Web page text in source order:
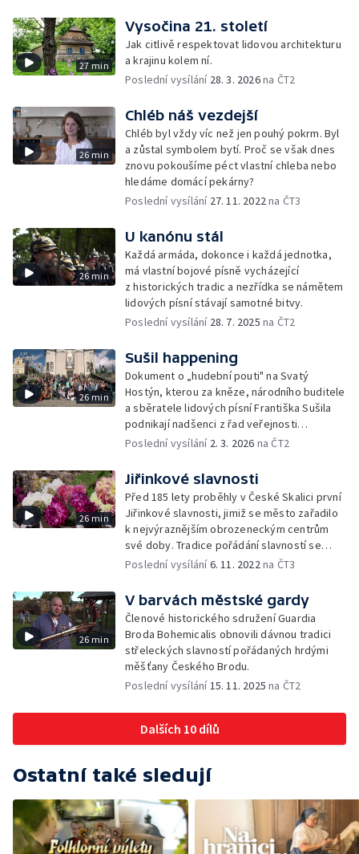
27 min
Vysočina 21. století
Jak citlivě respektovat lidovou architekturu
a krajinu kolem ní.
Poslední vysílání 28. 3. 2026na ČT2
26 min
Chléb náš vezdejší
Chléb byl vždy víc než jen pouhý pokrm. Byl
a zůstal symbolem bytí. Proč se však dnes
znovu pokoušíme péct vlastní chleba nebo
hledáme domácí pekárny?
Poslední vysílání 27. 11. 2022na ČT3
26 min
U kanónu stál
Každá armáda, dokonce i každá jednotka,
má vlastní bojové písně vycházející
z historických tradic a nezřídka se námětem
lidových písní stávají samotné bitvy.
Poslední vysílání 28. 7. 2025 na ČT2
26 min
Sušil happening
Dokument o „hudební pouti" na Svatý
Hostýn, kterou za kněze, národního buditele
a sběratele lidových písní Františka Sušila
podnikají nadšenci z řad veřejnosti
a členové lidových souborů.
Poslední vysílání 2. 3. 2026 na ČT2
26 min
Jiřinkové slavnosti
Před 185 lety proběhly v České Skalici první
Jiřinkové slavnosti, jimiž se město zařadilo
k nejvýraznějším obrozeneckým centrům
své doby. Tradice pořádání slavností se
stále udržuje.
Poslední vysílání6. 11. 2022na ČT3
26 min
V barvách městské gardy
Členové historického sdružení Guardia
Broda Bohemicalis obnovili dávnou tradici
střeleckých slavností pořádaných hrdými
měšťany Českého Brodu.
Poslední vysílání15. 11. 2025 na ČT2
Dalších 10 dílů
Ostatní také sledují